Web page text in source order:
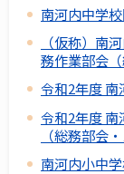
南河内中学
（仮称）南
務作業部会
令和2年度
令和2年度
（総務部会
南河内小中